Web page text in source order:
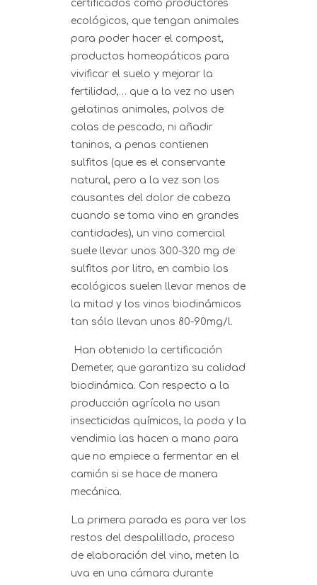
certificados como productores
ecológicos, que tengan animales
para poder hacer el compost,
productos homeopáticos para
vivificar el suelo y mejorar la
fertilidad,… que a la vez no usen
gelatinas animales, polvos de
colas de pescado, ni añadir
taninos, a penas contienen
sulfitos (que es el conservante
natural, pero a la vez son los
causantes del dolor de cabeza
cuando se toma vino en grandes
cantidades), un vino comercial
suele llevar unos 300-320 mg de
sulfitos por litro, en cambio los
ecológicos suelen llevar menos de
la mitad y los vinos biodinámicos
tan sólo llevan unos 80-90mg/l.
Han obtenido la certificación
Demeter, que garantiza su calidad
biodinámica. Con respecto a la
producción agrícola no usan
insecticidas químicos, la poda y la
vendimia las hacen a mano para
que no empiece a fermentar en el
camión si se hace de manera
mecánica.
La primera parada es para ver los
restos del despalillado, proceso
de elaboración del vino, meten la
uva en una cámara durante